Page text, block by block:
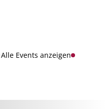
Alle Events anzeigen